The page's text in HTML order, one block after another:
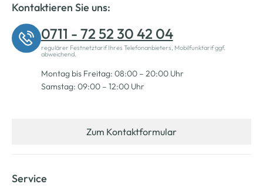
Kontaktieren Sie uns:
0711 - 72 52 30 42 04
regulärer Festnetztarif Ihres Telefonanbieters, Mobilfunktarif ggf.
abweichend.
Montag bis Freitag: 08:00 – 20:00 Uhr
Samstag: 09:00 – 12:00 Uhr
Zum Kontaktformular
Service